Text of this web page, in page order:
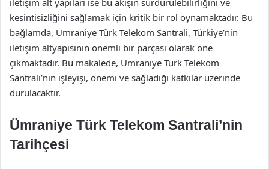
kesintisizliğini sağlamak için kritik bir rol oynamaktadır. Bu
bağlamda, Ümraniye Türk Telekom Santrali, Türkiye’nin
iletişim altyapısının önemli bir parçası olarak öne
çıkmaktadır. Bu makalede, Ümraniye Türk Telekom
Santrali’nin işleyişi, önemi ve sağladığı katkılar üzerinde
durulacaktır.
Ümraniye Türk Telekom Santrali’nin
Tarihçesi